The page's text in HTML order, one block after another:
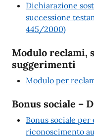
Dichiarazione
successione
445/2000)
Modulo reclami,
suggerimenti
Modulo per
Bonus sociale –
Bonus sociale per
riconoscimento